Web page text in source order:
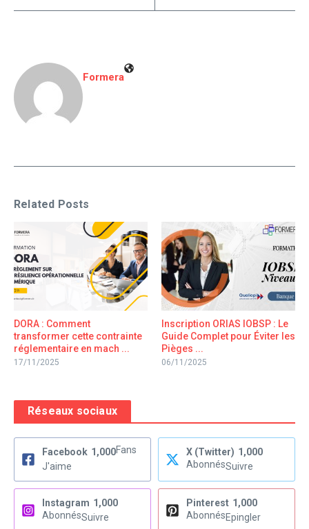
Formera
Related Posts
DORA : Comment
transformer cette contrainte
réglementaire en mach ...
17/11/2025
Inscription ORIAS IOBSP : Le
Guide Complet pour Éviter les
Pièges ...
06/11/2025
Réseaux sociaux
Facebook 1,000Fans
J'aime
X (Twitter) 1,000
AbonnésSuivre
Instagram 1,000
AbonnésSuivre
Pinterest 1,000
AbonnésEpingler